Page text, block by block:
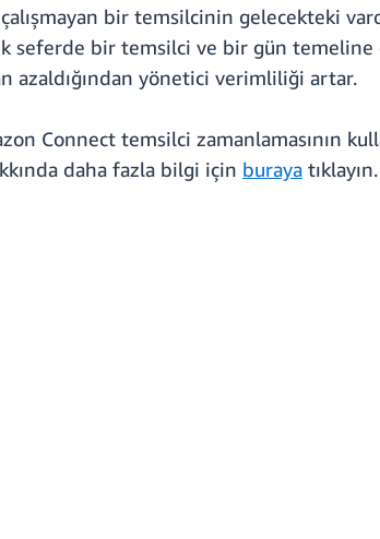
bir temsilcinin gelecekteki
seferde bir temsilci ve bir gün temeline
azaldığından yönetici verimliliği artar.
Connect temsilci zamanlamasının
daha fazla bilgi için buraya tıklayın.